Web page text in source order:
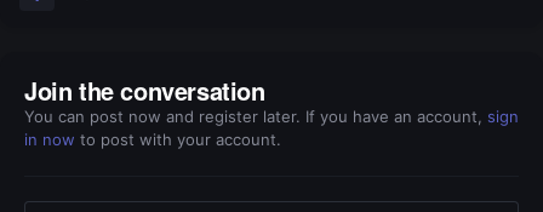
Join the conversation
You can post now and register later. If you have an account, sign
in now to post with your account.